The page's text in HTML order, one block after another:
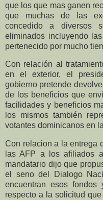
que los que mas ganen
que muchas de las
concedido a diversos
eliminados incluyendo
pertenecido por mucho
Con relación al
en el exterior, el
gobierno pretende
de los beneficios que
facilidades y beneficios
los mismos también
votantes dominicanos en
Con relacion a la entrega
las AFP a los afiliados
mandatario dijo que
el seno del Dialogo
encuentran esos fondos
respecto a la solicitud